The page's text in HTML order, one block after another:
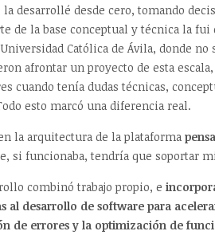
la desarrollé desde cero, tomando
de la base conceptual y técnica la
Universidad Católica de Ávila, donde
afrontar un proyecto de esta
cuando tenía dudas técnicas,
esto marcó una diferencia real.
la arquitectura de la plataforma
si funcionaba, tendría que soportar
combinó trabajo propio, e
al desarrollo de software para
de errores y la optimización de